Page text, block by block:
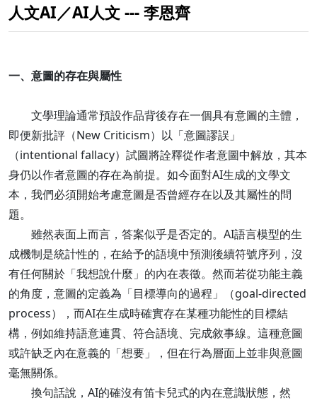
人文AI／AI人文 --- 李恩齊
一、意圖的存在與屬性
文學理論通常預設作品背後存在一個具有意圖的主體，
即便新批評（New Criticism）以「意圖謬誤」
（intentional fallacy）試圖將詮釋從作者意圖中解放，其本
身仍以作者意圖的存在為前提。如今面對AI生成的文學文
本，我們必須開始考慮意圖是否曾經存在以及其屬性的問
題。
雖然表面上而言，答案似乎是否定的。AI語言模型的生
成機制是統計性的，在給予的語境中預測後續符號序列，沒
有任何關於「我想說什麼」的內在表徵。然而若從功能主義
的角度，意圖的定義為「目標導向的過程」（goal-directed
process），而AI在生成時確實存在某種功能性的目標結
構，例如維持語意連貫、符合語境、完成敘事線。這種意圖
或許缺乏內在意義的「想要」，但在行為層面上並非與意圖
毫無關係。
換句話說，AI的確沒有笛卡兒式的內在意識狀態，然